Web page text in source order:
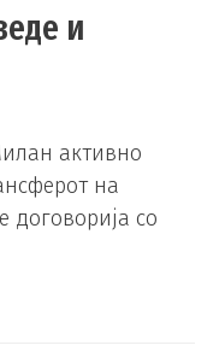
и
активно
на
договорија со